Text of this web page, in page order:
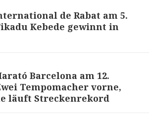
de Rabat am 5.
Kebede gewinnt in
Barcelona am 12.
Tempomacher vorne,
läuft Streckenrekord